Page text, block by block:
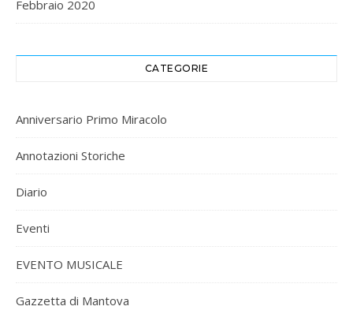
Febbraio 2020
CATEGORIE
Anniversario Primo Miracolo
Annotazioni Storiche
Diario
Eventi
EVENTO MUSICALE
Gazzetta di Mantova